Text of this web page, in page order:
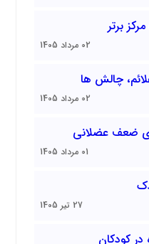
02 مرداد 1405
چالش ها
02 مرداد 1405
ضعف عضلانی
01 مرداد 1405
27 تیر 1405
در کودکان